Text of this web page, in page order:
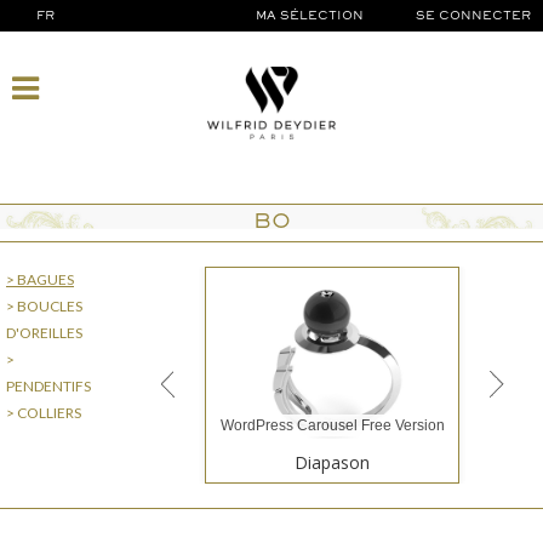
FR MA SÉLECTION SE CONNECTER
BO
> BAGUES
> BOUCLES
D'OREILLES
>
PENDENTIFS
> COLLIERS
WordPress Carousel Free Version
Diapason